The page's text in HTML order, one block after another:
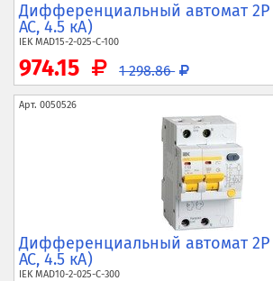
Дифференциальный автомат 2P
AC, 4.5 кА)
IEKMAD15-2-025-C-100
974.15 1 298.86
Арт. 0050526
Дифференциальный автомат 2P
AC, 4.5 кА)
IEKMAD10-2-025-C-300